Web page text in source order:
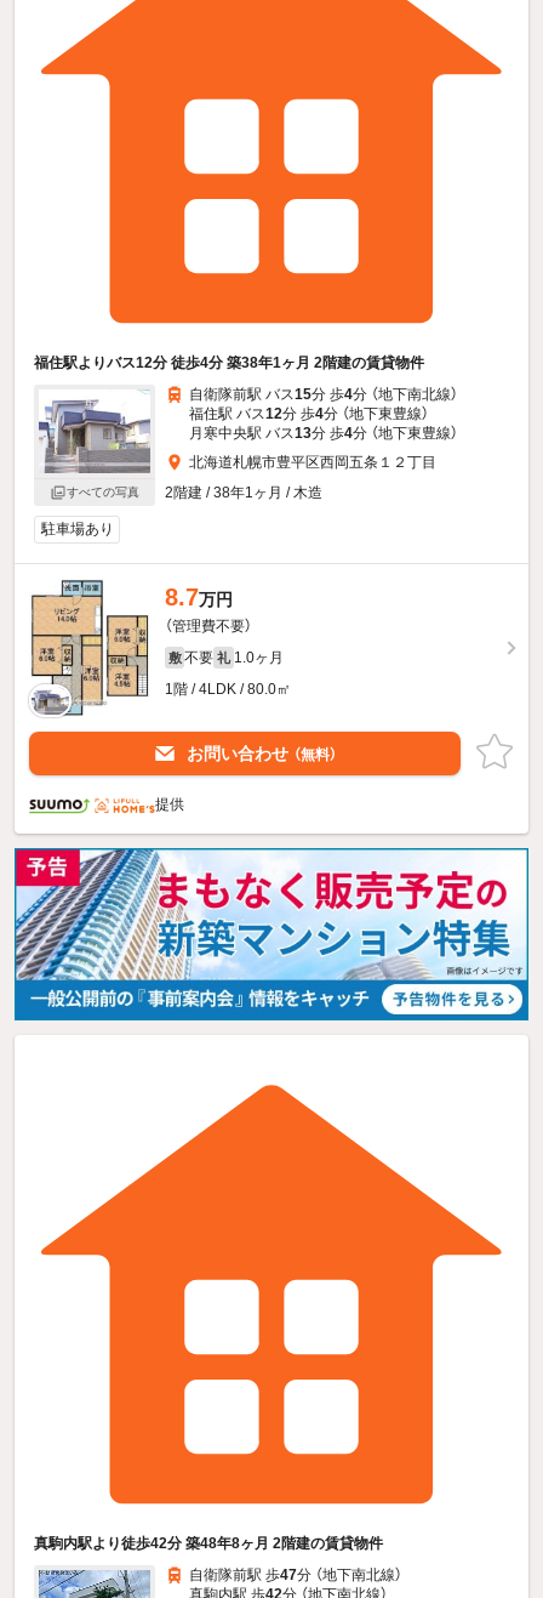
福住駅よりバス12分 徒歩4分 築38年1ヶ月 2階建の賃貸物件
すべての写真
自衛隊前駅 バス15分 歩4分 （地下南北線）
福住駅 バス12分 歩4分 （地下東豊線）
月寒中央駅 バス13分 歩4分 （地下東豊線）
北海道札幌市豊平区西岡五条１２丁目
2階建 / 38年1ヶ月 / 木造
駐車場あり
8.7万円
（管理費不要）
敷 不要 礼 1.0ヶ月
1階 / 4LDK / 80.0㎡
お問い合わせ （無料）
提供
真駒内駅より徒歩42分 築48年8ヶ月 2階建の賃貸物件
自衛隊前駅 歩47分 （地下南北線）
真駒内駅 歩42分 （地下南北線）